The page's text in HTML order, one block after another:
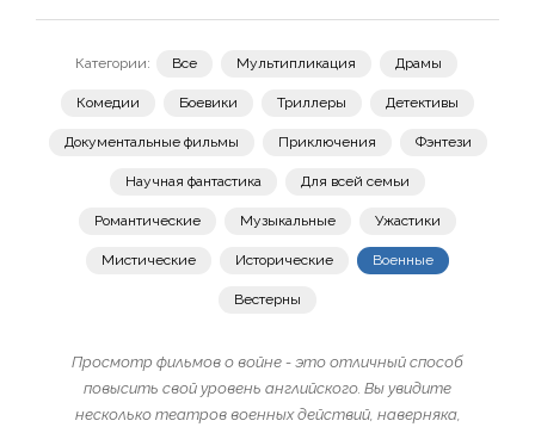
Категории: Все Мультипликация Драмы
Комедии Боевики Триллеры Детективы
Документальные фильмы Приключения Фэнтези
Научная фантастика Для всей семьи
Романтические Музыкальные Ужастики
Мистические Исторические Военные
Вестерны
Просмотр фильмов о войне - это отличный способ
повысить свой уровень английского. Вы увидите
несколько театров военных действий, наверняка,